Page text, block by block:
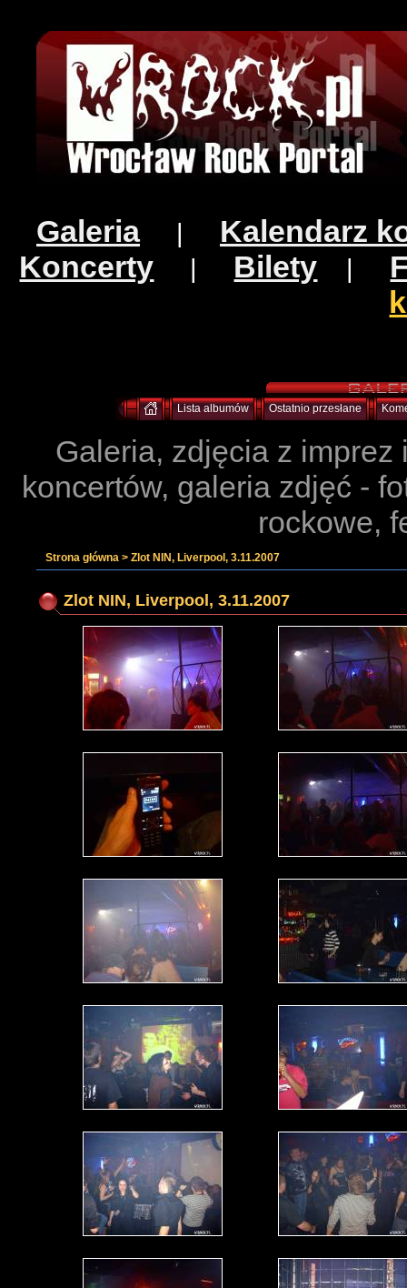
Galeria| Kalendarz
Koncerty | Bilety |
Lista albumów Ostatnio przesłane
Galeria, zdjęcia z imprez
koncertów, galeria zdjęć -
rockowe,
Strona główna > Zlot NIN, Liverpool, 3.11.2007
Zlot NIN, Liverpool, 3.11.2007